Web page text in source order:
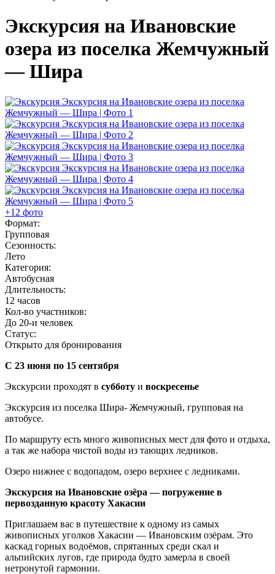
Экскурсия на Ивановские
озера из поселка Жемчужный
— Шира
+12 фото
Формат:
Групповая
Сезонность:
Лето
Категория:
Автобусная
Длительность:
12 часов
Кол-во участников:
До 20-и человек
Статус:
Открыто для бронирования
С 23 июня по 15 сентября
Экскурсии проходят в субботу и воскресенье
Экскурсия из поселка Шира- Жемчужный, групповая на
автобусе.
По маршруту есть много живописных мест для фото и отдыха,
а так же набора чистой воды из тающих ледников.
Озеро нижнее с водопадом, озеро верхнее с ледниками.
Экскурсия на Ивановские озёра — погружение в
первозданную красоту Хакасии
Приглашаем вас в путешествие к одному из самых
живописных уголков Хакасии — Ивановским озёрам. Это
каскад горных водоёмов, спрятанных среди скал и
альпийских лугов, где природа будто замерла в своей
нетронутой гармонии.